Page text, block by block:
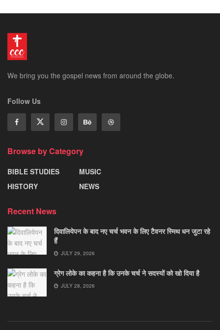
We bring you the gospel news from around the globe.
Follow Us
Browse by Category
BIBLE STUDIES
HISTORY
MUSIC
NEWS
Recent News
दिवालियेपन के बाद नए चर्च भवन के लिए टैवनर स्मिथ धन जुटा रहे
हैं
JULY 29, 2026
ग्रेग लोके का कहना है कि उनके चर्च ने सदस्यों को खो दिया है
JULY 28, 2026